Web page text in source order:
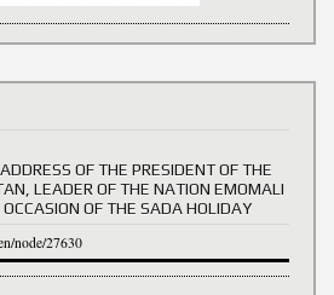
OF THE PRESIDENT OF THE
LEADER OF THE NATION EMOMALI
OF THE SADA HOLIDAY
node/27630